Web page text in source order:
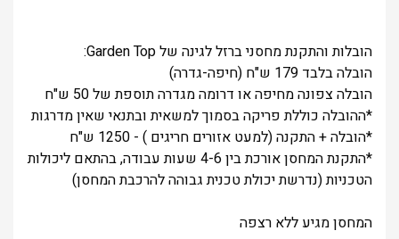
הובלות והתקנת מחסני ברזל לגינה של Garden Top:
הובלה בלבד 179 ש"ח (חיפה-גדרה)
הובלה צפונה מחיפה או דרומה מגדרה תוספת של 50 ש"ח
*ההובלה כוללת פריקה בסמוך למשאית ובתנאי שאין מדרגות
*הובלה + התקנה (למעט אזורים חריגים ) - 1250 ש"ח
*התקנת המחסן אורכת בין 4-6 שעות עבודה, בהתאם ליכולות
הטכניות (נדרשת יכולת טכנית גבוהה להרכבת המחסן)
המחסן מגיע ללא רצפה